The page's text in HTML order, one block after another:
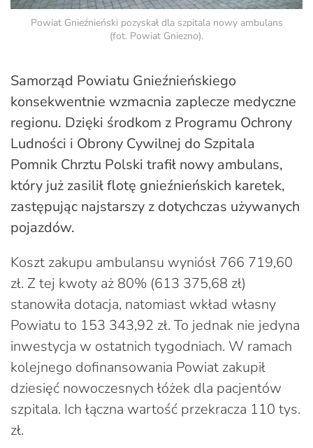
Powiat Gnieźnieński pozyskał dla szpitala nowy ambulans
(fot. Powiat Gniezno).
Samorząd Powiatu Gnieźnieńskiego
konsekwentnie wzmacnia zaplecze medyczne
regionu. Dzięki środkom z Programu Ochrony
Ludności i Obrony Cywilnej do Szpitala
Pomnik Chrztu Polski trafił nowy ambulans,
który już zasilił flotę gnieźnieńskich karetek,
zastępując najstarszy z dotychczas używanych
pojazdów.
Koszt zakupu ambulansu wyniósł 766 719,60
zł. Z tej kwoty aż 80% (613 375,68 zł)
stanowiła dotacja, natomiast wkład własny
Powiatu to 153 343,92 zł. To jednak nie jedyna
inwestycja w ostatnich tygodniach. W ramach
kolejnego dofinansowania Powiat zakupił
dziesięć nowoczesnych łóżek dla pacjentów
szpitala. Ich łączna wartość przekracza 110 tys.
zł.